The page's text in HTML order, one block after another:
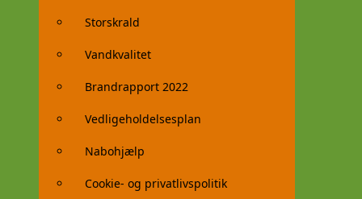
Storskrald
Vandkvalitet
Brandrapport 2022
Vedligeholdelsesplan
Nabohjælp
Cookie- og privatlivspolitik